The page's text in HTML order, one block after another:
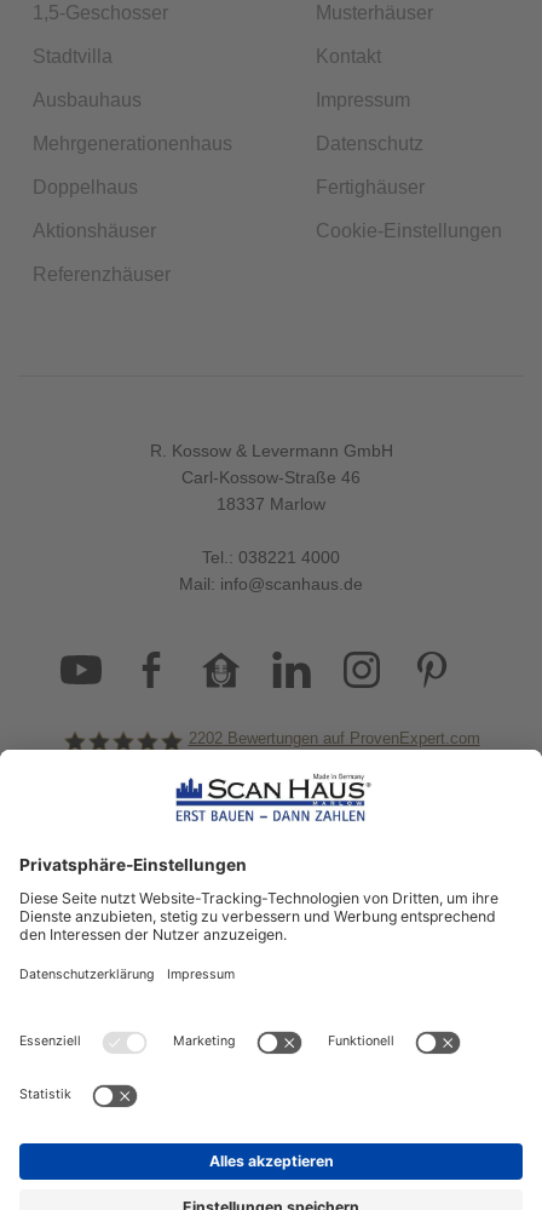
1,5-Geschosser
Stadtvilla
Ausbauhaus
Mehrgenerationenhaus
Doppelhaus
Aktionshäuser
Referenzhäuser
Musterhäuser
Kontakt
Impressum
Datenschutz
Fertighäuser
Cookie-Einstellungen
R. Kossow & Levermann GmbH
Carl-Kossow-Straße 46
18337 Marlow
Tel.: 038221 4000
Mail: info@scanhaus.de
ScanHaus Marlow
2202 Bewertungen auf ProvenExpert.com
informiert!
Aktuelle News rund um ScanHaus &
das Thema Hausbau
Sofort informiert über neue Artikel
ZUM NEWSLETTER ANMELDEN